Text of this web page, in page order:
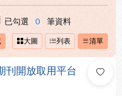
已勾選 0 筆資料
大圖 列表 清單
刊開放取用平台